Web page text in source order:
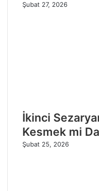
Şubat 27, 2026
İkinci
Kesmek mi
Şubat 25, 2026